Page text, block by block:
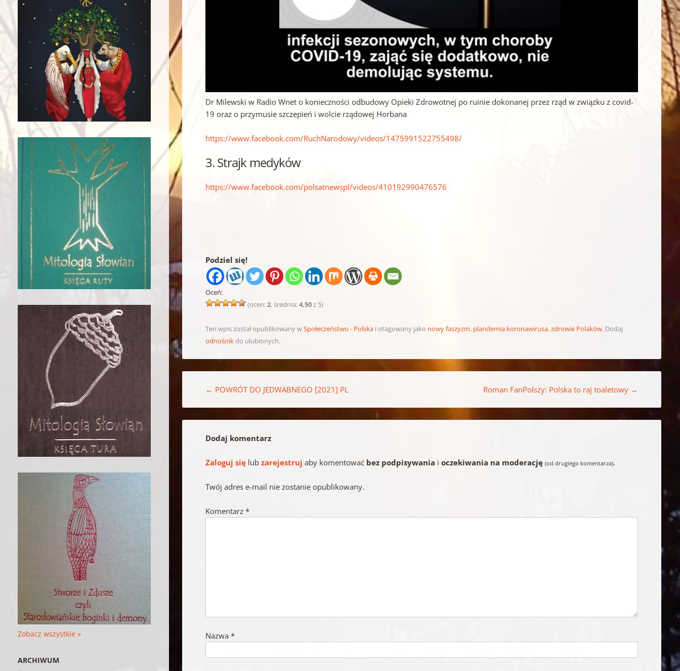
Dr Milewski w Radio Wnet o konieczności odbudowy Opieki Zdrowotnej po ruinie dokonanej przez rząd w związku z covid-
19 oraz o przymusie szczepień i wolcie rządowej Horbana
https://www.facebook.com/RuchNarodowy/videos/1475991522755498/
3. Strajk medyków
https://www.facebook.com/polsatnewspl/videos/410192990476576
Podziel się!
Oceń:
(ocen:2, średnia:4,50z 5)
Ten wpis został opublikowany wSpołeczeństwo - Polska i otagowany jako nowy faszyzm, plandemia koronawirusa,zdrowie Polaków. Dodaj
odnośnikdo ulubionych.
← POWRÓT DO JEDWABNEGO [2021] PL Roman FanPolszy: Polska to raj toaletowy →
Dodaj komentarz
Zaloguj się lubzarejestruj aby komentować bez podpisywania ioczekiwania na moderację (od drugiego komentarza).
Twój adres e-mail nie zostanie opublikowany.
Komentarz*
Nazwa*
Zobacz wszystkie »
ARCHIWUM